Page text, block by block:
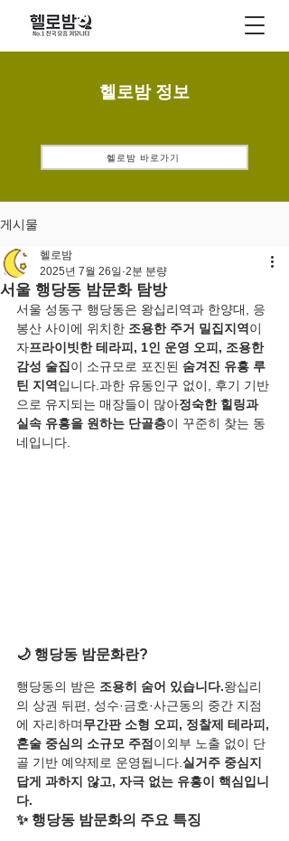
헬로밤 정보
헬로밤 바로가기
게시물
서울 행당동 밤문화 탐방
헬로밤
2025년 7월 26일 2분 분량
서울 성동구 행당동은 왕십리역과 한양대, 응
봉산 사이에 위치한 조용한 주거 밀집지역 이
자프라이빗한 테라피, 1인 운영 오피, 조용한
감성 술집 이 소규모로 포진된 숨겨진 유흥 루
틴 지역 입니다.과한 유동인구 없이, 후기 기반
으로 유지되는 매장들이 많아정숙한 힐링과
실속 유흥을 원하는 단골층이 꾸준히 찾는 동
네입니다.
🌙 행당동 밤문화란?
행당동의 밤은 조용히 숨어 있습니다.왕십리
의 상권 뒤편, 성수·금호·사근동의 중간 지점
에 자리하며무간판 소형 오피, 정찰제 테라피,
혼술 중심의 소규모 주점 이외부 노출 없이 단
골 기반 예약제로 운영됩니다. 실거주 중심지
답게 과하지 않고, 자극 없는 유흥이 핵심입니
다.
✨ 행당동 밤문화의 주요 특징